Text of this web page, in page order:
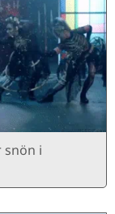
snön i